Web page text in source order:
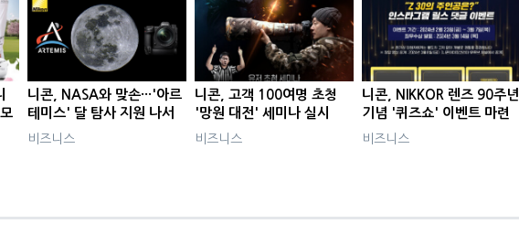
니콘, NASA와 맞손···'아르
테미스' 달 탐사 지원 나서
비즈니스
니콘, 고객 100여명 초청
'망원 대전' 세미나 실시
비즈니스
니콘, NIKKOR 렌즈 90주년
기념 '퀴즈쇼' 이벤트 마련
비즈니스